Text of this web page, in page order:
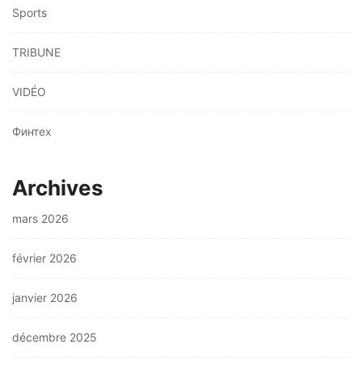
Sports
TRIBUNE
VIDÉO
Финтех
Archives
mars 2026
février 2026
janvier 2026
décembre 2025